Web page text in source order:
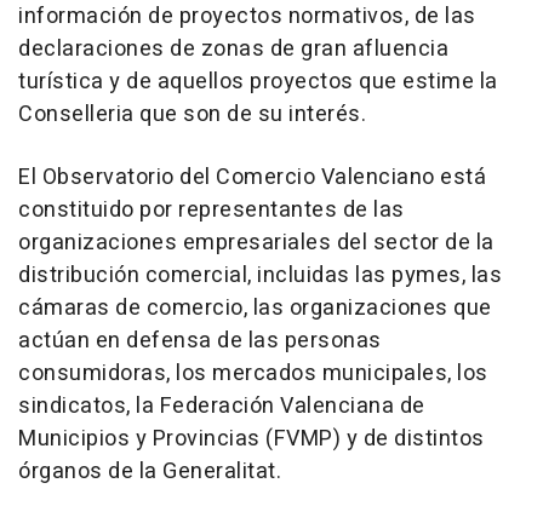
información de proyectos normativos, de las
declaraciones de zonas de gran afluencia
turística y de aquellos proyectos que estime la
Conselleria que son de su interés.
El Observatorio del Comercio Valenciano está
constituido por representantes de las
organizaciones empresariales del sector de la
distribución comercial, incluidas las pymes, las
cámaras de comercio, las organizaciones que
actúan en defensa de las personas
consumidoras, los mercados municipales, los
sindicatos, la Federación Valenciana de
Municipios y Provincias (FVMP) y de distintos
órganos de la Generalitat.